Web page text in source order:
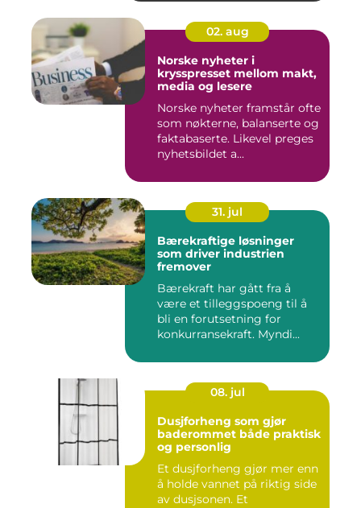
02. aug
Norske nyheter i
krysspresset mellom makt,
media og lesere
Norske nyheter framstår ofte
som nøkterne, balanserte og
faktabaserte. Likevel preges
nyhetsbildet a...
31. jul
Bærekraftige løsninger
som driver industrien
fremover
Bærekraft har gått fra å
være et tilleggspoeng til å
bli en forutsetning for
konkurransekraft. Myndi...
08. jul
Dusjforheng som gjør
baderommet både praktisk
og personlig
Et dusjforheng gjør mer enn
å holde vannet på riktig side
av dusjsonen. Et